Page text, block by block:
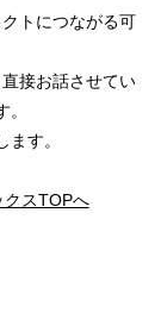
トにつながる可
接お話させてい
す。
スTOPへ